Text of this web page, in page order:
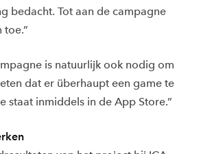
bedacht. Tot aan de campagne
toe.”
is natuurlijk ook nodig om
dat er überhaupt een game te
staat inmiddels in de App Store.”